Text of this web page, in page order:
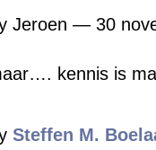
Jeroen — 30
kennis is
Steffen M.